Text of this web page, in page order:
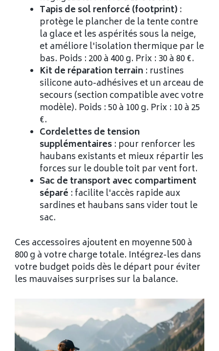
Tapis de sol renforcé (footprint) :
protège le plancher de la tente contre
la glace et les aspérités sous la neige,
et améliore l'isolation thermique par le
bas. Poids : 200 à 400 g. Prix : 30 à 80 €.
Kit de réparation terrain : rustines
silicone auto-adhésives et un arceau de
secours (section compatible avec votre
modèle). Poids : 50 à 100 g. Prix : 10 à 25
€.
Cordelettes de tension
supplémentaires : pour renforcer les
haubans existants et mieux répartir les
forces sur le double toit par vent fort.
Sac de transport avec compartiment
séparé : facilite l'accès rapide aux
sardines et haubans sans vider tout le
sac.
Ces accessoires ajoutent en moyenne 500 à
800 g à votre charge totale. Intégrez-les dans
votre budget poids dès le départ pour éviter
les mauvaises surprises sur la balance.